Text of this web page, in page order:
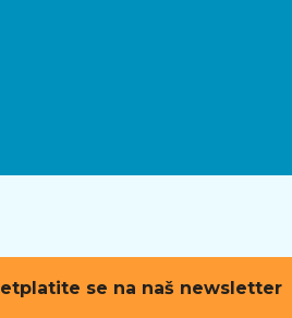
se na naš newsletter